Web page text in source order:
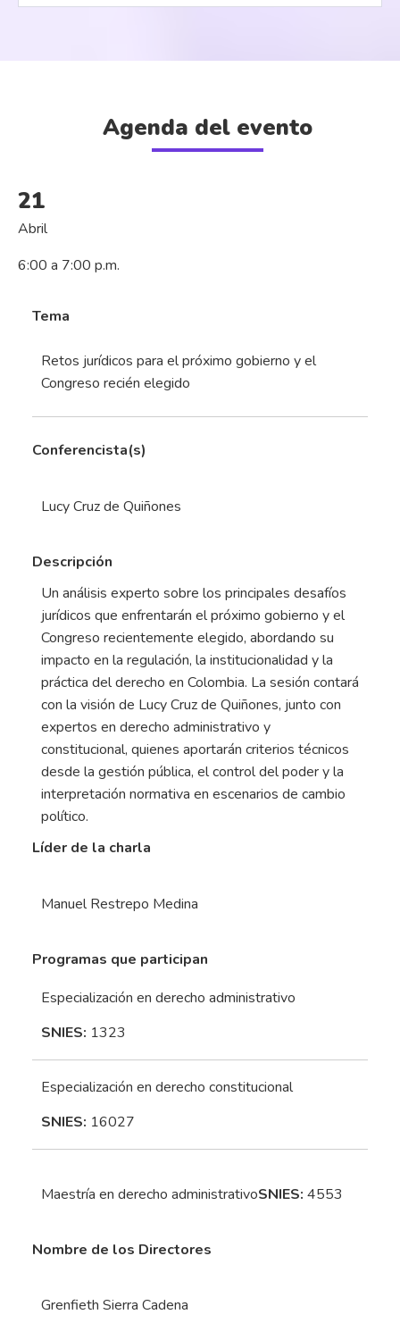
Agenda del evento
21
Abril
6:00 a 7:00 p.m.
Tema
Retos jurídicos para el próximo gobierno y el
Congreso recién elegido
Conferencista(s)
Lucy Cruz de Quiñones
Descripción
Un análisis experto sobre los principales desafíos
jurídicos que enfrentarán el próximo gobierno y el
Congreso recientemente elegido, abordando su
impacto en la regulación, la institucionalidad y la
práctica del derecho en Colombia. La sesión contará
con la visión de Lucy Cruz de Quiñones, junto con
expertos en derecho administrativo y
constitucional, quienes aportarán criterios técnicos
desde la gestión pública, el control del poder y la
interpretación normativa en escenarios de cambio
político.
Líder de la charla
Manuel Restrepo Medina
Programas que participan
Especialización en derecho administrativo
SNIES: 1323
Especialización en derecho constitucional
SNIES: 16027
Maestría en derecho administrativoSNIES: 4553
Nombre de los Directores
Grenfieth Sierra Cadena